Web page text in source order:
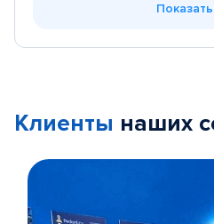
Клиенты наших